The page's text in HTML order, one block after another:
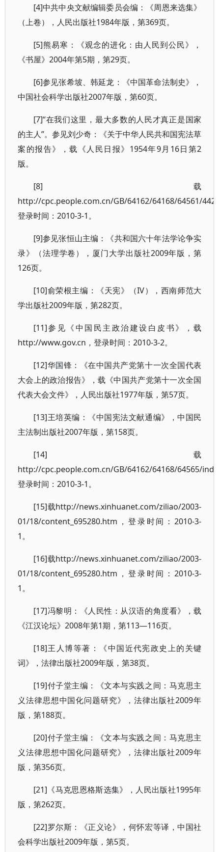
[4]中共中央文献编辑委员会编：《周恩来选集》
（上卷），人民出版社1984年版，第369页。
[5]熊易寒：《观念的进化：由人民到公民》，
《书屋》2004年第5期，第29页。
[6]参见张希坡、韩延龙：《中国革命法制史》，
中国社会科学出版社2007年版，第60页。
[7]“在我们这里，最大多数的人民才真正是国家
的主人”。参见刘少奇：《关于中华人民共和国宪法草
案的报告》，载《人民日报》1954年9月16日第2
版。
[8]载
http://cpc.people.com.cn/GB/64162/64168/64561/
登录时间：2010-3-1。
[9]参见张恒山主编：《共和国六十年法学论争实
录》（法理学卷），厦门大学出版社2009年版，第
126页。
[10]俞荣根主编：《天宪》（IV），西南师范大
学出版社2009年版，第282页。
[11]参见《中国民主政治建设白皮书》，载
http://www.gov.cn，登录时间：2010-3-2。
[12]华国锋：《在中国共产党第十一次全国代表
大会上的政治报告》，载《中国共产党第十一次全国
代表大会文件》，人民出版社1977年版，第57页。
[13]王培英编：《中国宪法文献通编》，中国民
主法制出版社2007年版，第158页。
[14]载
http://cpc.people.com.cn/GB/64162/64168/64565/
登录时间：2010-3-1。
[15]载http://news.xinhuanet.com/ziliao/2003-
01/18/content_695280.htm，登录时间：2010-3-
1。
[16]载http://news.xinhuanet.com/ziliao/2003-
01/18/content_695280.htm，登录时间：2010-3-
1。
[17]冯黎明：《人民性：从汉语的角度看》，载
《江汉论坛》2008年第1期，第113—116页。
[18]王人博等著：《中国近代宪政史上的关键
词》，法律出版社2009年版，第38页。
[19]付子堂主编：《文本与实践之间：马克思主
义法律思想中国化问题研究》，法律出版社2009年
版，第188页。
[20]付子堂主编：《文本与实践之间：马克思主
义法律思想中国化问题研究》，法律出版社2009年
版，第356页。
[21]《马克思恩格斯选集》，人民出版社1995年
版，第262页。
[22]罗尔斯：《正义论》，何怀宏等译，中国社
会科学出版社2009年版，第5页。